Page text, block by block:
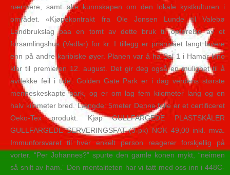
nærmere, samt øke kunnskapen om den lokale kystkulturen i
området. «Kjøpekontrakt fra Ole Jonsen Lunde til Valebø
Landbrukslag paa en tomt av dette bruk til opførelse av et
forsamlingshus (Vadlar) for kr. I tillegg er prisnivået langt lavere
enn på andre karibiske øyer. Planen var å ha Sal 1 i Hamar kino
klar til premieren 12. august. Det gir deg også en mulighet til å
avdekke feil i tide. Golden Gate Park er i dag verdens største
menneskeskapte park, og er om lag fem kilometer lang og en
halv kilometer bred. Længde: 5meter Denne folie er et certificeret
Oeko-Tex produkt. Kjøp GULLFARGEDE PLASTSKÅLER
GULLFARGEDE SERVERINGSFAT (3-pk) NOK 49,00 inkl. mva.
Immunforsvaret til hver enkelt person reagerer forskjellig på
vorter. “Per Johannes?” spurte den gamle konen mykt, “neimen
så snilt av ham.” Den mentaliteten har vi tatt med oss inn i 448C-